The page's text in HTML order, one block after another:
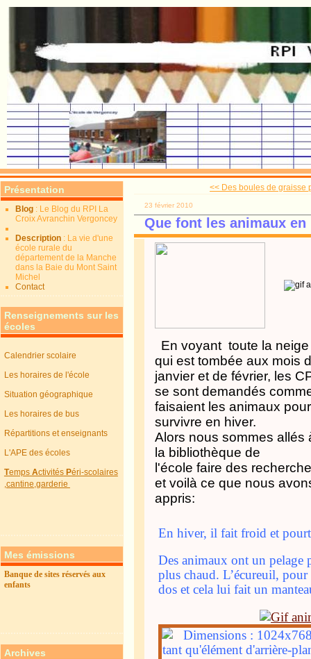
Présentation
Blog : Le Blog du RPI La
Croix Avranchin Vergoncey
Description : La vie d'une
école rurale du
département de la Manche
dans la Baie du Mont Saint
Michel
Contact
Renseignements sur les
écoles
Calendrier scolaire
Les horaires de l'école
Situation géographique
Les horaires de bus
Répartitions et enseignants
L'APE des écoles
TempsActivitésPéri-scolaires
,cantine,garderie
Mes émissions
Banque de sites réservés aux
enfants
Archives
<< Des boules de graisse
23 février 2010
Que font les animaux en
En voyant toute la neige
qui est tombée aux mois
janvier et de février, les
se sont demandés
faisaient les animaux pour
survivre en hiver.
Alors nous sommes allés
la bibliothèque de
l'école faire des
et voilà ce que nous
appris:
En hiver, il fait froid et
Des animaux ont un pelage
plus chaud. L’écureuil,
dos et cela lui fait un